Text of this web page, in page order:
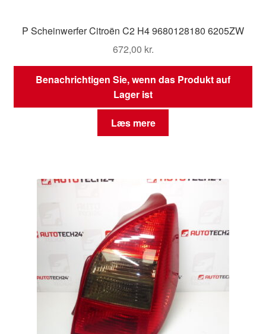
P Scheinwerfer Citroën C2 H4 9680128180 6205ZW
672,00 kr.
Benachrichtigen Sie, wenn das Produkt auf
Lager ist
Læs mere